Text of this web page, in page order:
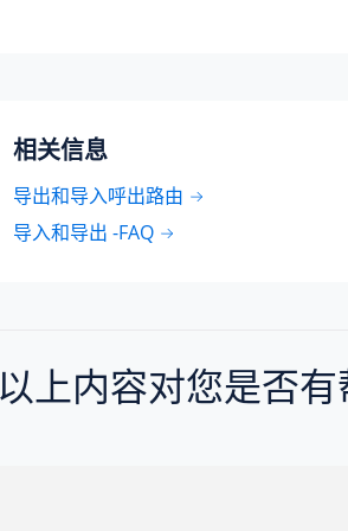
相关信息
导出和导入呼出路由
导入和导出 -FAQ
上内容对您是否有